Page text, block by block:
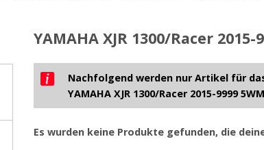
YAMAHA XJR 1300/Racer 2015-
Nachfolgend werden nur Artikel für
YAMAHA XJR 1300/Racer 2015-9999
Es wurden keine Produkte gefunden, die